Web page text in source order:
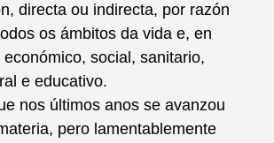
directa ou indirecta, por razón
os ámbitos da vida e, en
económico, social, sanitario,
e educativo.
nos últimos anos se avanzou
pero lamentablemente